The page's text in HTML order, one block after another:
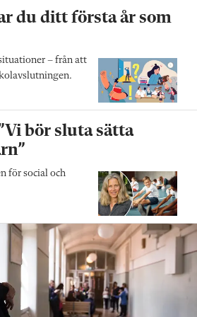
du ditt första år som
– från att
bör sluta sätta
för social och